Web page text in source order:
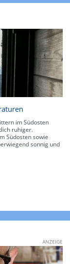
im Südosten
ruhiger.
Südosten sowie
sonnig und
ANZEIGE